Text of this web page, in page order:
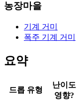
농장마을
기계 거미
폭주 기계 거미
요약
드롭 유형
난이도
영향?